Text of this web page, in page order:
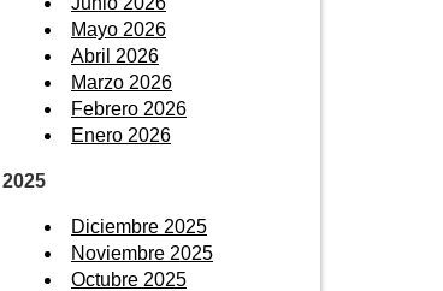
Mayo 2026
Abril 2026
Marzo 2026
Febrero 2026
Enero 2026
2025
Diciembre 2025
Noviembre 2025
Octubre 2025